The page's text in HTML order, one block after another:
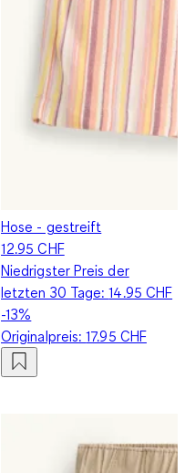
Hose - gestreift
12.95 CHF
Niedrigster Preis der
letzten 30 Tage:14.95 CHF
-13%
Originalpreis:17.95 CHF